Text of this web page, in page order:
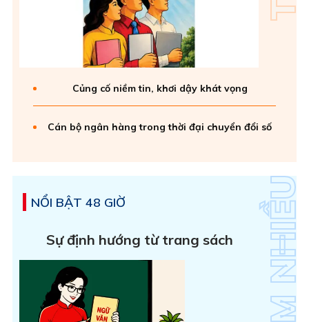
Củng cố niềm tin, khơi dậy khát vọng
Cán bộ ngân hàng trong thời đại chuyển đổi số
NỔI BẬT 48 GIỜ
Sự định hướng từ trang sách